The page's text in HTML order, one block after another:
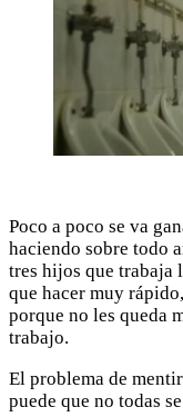
Poco a poco se va
haciendo sobre todo
tres hijos que trabaja
que hacer muy
porque no les queda
trabajo.
El problema de
puede que no todas